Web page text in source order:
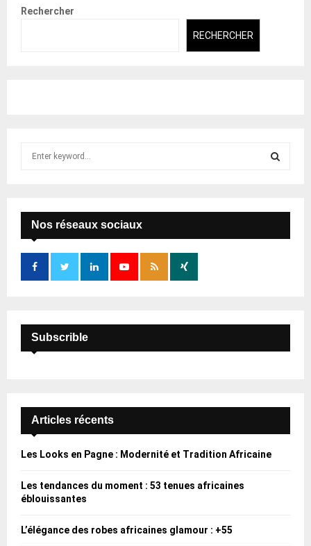
Rechercher
RECHERCHER
f
o
:
E
A
H
Nos réseaux sociaux
Subscrible
Articles récents
Les Looks en Pagne : Modernité et Tradition Africaine
Les tendances du moment : 53 tenues africaines
éblouissantes
L’élégance des robes africaines glamour : +55